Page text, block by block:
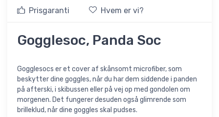
Prisgaranti Hvem er vi?
Gogglesoc, Panda Soc
Gogglesocs er et cover af skånsomt microfiber, som
beskytter dine goggles, når du har dem siddende i panden
på afterski, i skibussen eller på vej op med gondolen om
morgenen. Det fungerer desuden også glimrende som
brilleklud, når dine goggles skal pudses.